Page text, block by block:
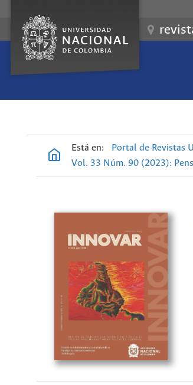
Está en: Portal de Revistas
Vol. 33 Núm. 90 (2023):